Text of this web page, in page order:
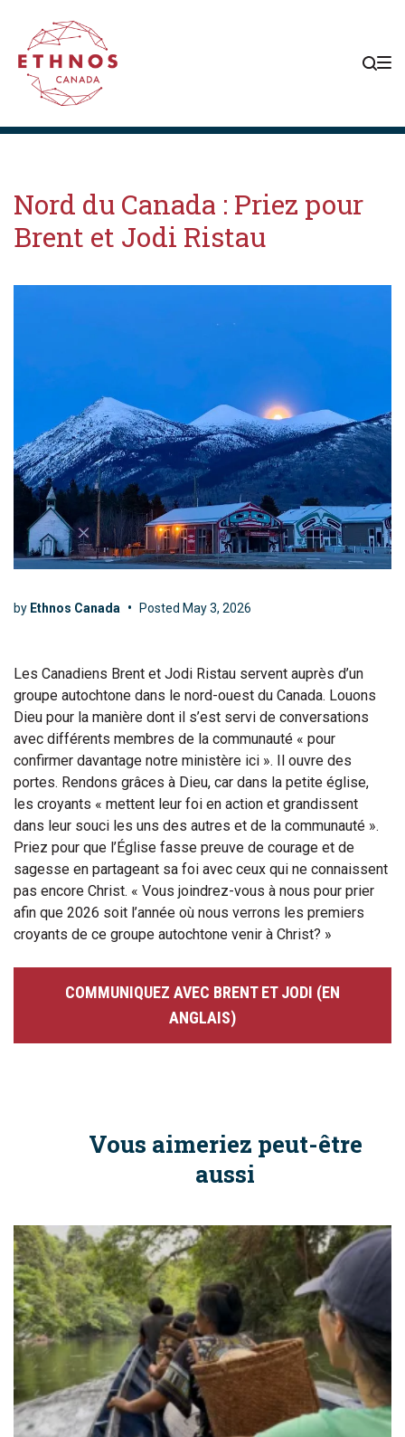
main
navigation
content
footer
Nord du Canada : Priez pour
Brent et Jodi Ristau
by Ethnos Canada • Posted May 3, 2026
Les Canadiens Brent et Jodi Ristau servent auprès d’un
groupe autochtone dans le nord-ouest du Canada. Louons
Dieu pour la manière dont il s’est servi de conversations
avec différents membres de la communauté « pour
confirmer davantage notre ministère ici ». Il ouvre des
portes. Rendons grâces à Dieu, car dans la petite église,
les croyants « mettent leur foi en action et grandissent
dans leur souci les uns des autres et de la communauté ».
Priez pour que l’Église fasse preuve de courage et de
sagesse en partageant sa foi avec ceux qui ne connaissent
pas encore Christ. « Vous joindrez-vous à nous pour prier
afin que 2026 soit l’année où nous verrons les premiers
croyants de ce groupe autochtone venir à Christ? »
COMMUNIQUEZ AVEC BRENT ET JODI (EN
ANGLAIS)
Vous aimeriez peut-être
aussi